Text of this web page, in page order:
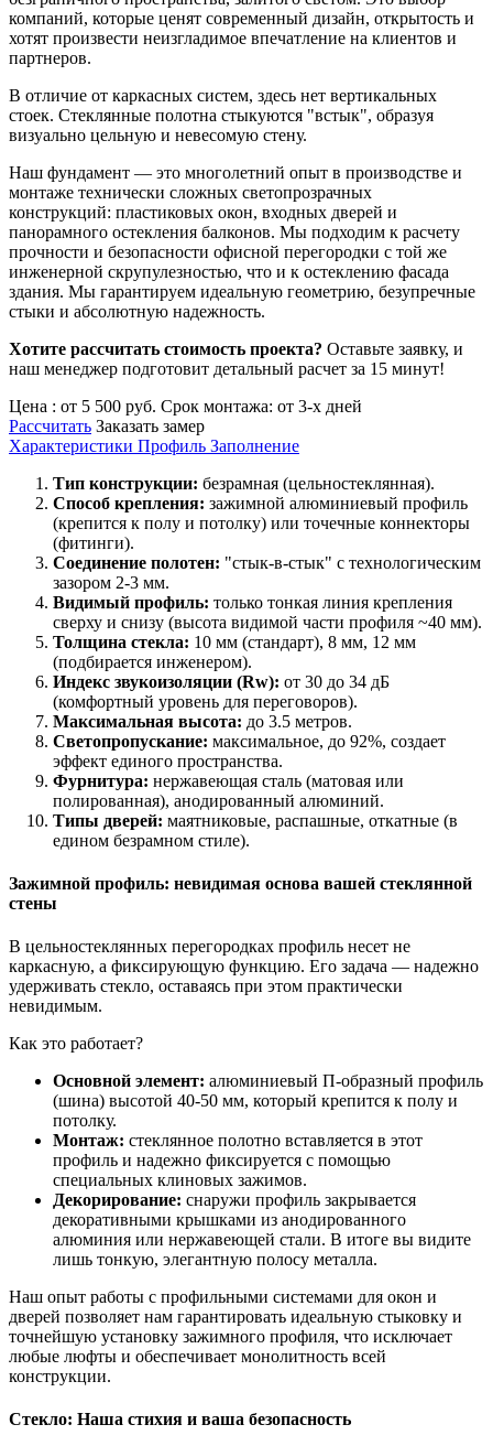
компаний, которые ценят современный дизайн, открытость и
хотят произвести неизгладимое впечатление на клиентов и
партнеров.
В отличие от каркасных систем, здесь нет вертикальных
стоек. Стеклянные полотна стыкуются "встык", образуя
визуально цельную и невесомую стену.
Наш фундамент — это многолетний опыт в производстве и
монтаже технически сложных светопрозрачных
конструкций: пластиковых окон, входных дверей и
панорамного остекления балконов. Мы подходим к расчету
прочности и безопасности офисной перегородки с той же
инженерной скрупулезностью, что и к остеклению фасада
здания. Мы гарантируем идеальную геометрию, безупречные
стыки и абсолютную надежность.
Хотите рассчитать стоимость проекта? Оставьте заявку, и
наш менеджер подготовит детальный расчет за 15 минут!
Цена : от 5 500 руб. Срок монтажа: от 3-х дней
Рассчитать Заказать замер
Характеристики Профиль Заполнение
Тип конструкции: безрамная (цельностеклянная).
Способ крепления: зажимной алюминиевый профиль
(крепится к полу и потолку) или точечные коннекторы
(фитинги).
Соединение полотен: "стык-в-стык" с технологическим
зазором 2-3 мм.
Видимый профиль: только тонкая линия крепления
сверху и снизу (высота видимой части профиля ~40 мм).
Толщина стекла: 10 мм (стандарт), 8 мм, 12 мм
(подбирается инженером).
Индекс звукоизоляции (Rw): от 30 до 34 дБ
(комфортный уровень для переговоров).
Максимальная высота: до 3.5 метров.
Светопропускание: максимальное, до 92%, создает
эффект единого пространства.
Фурнитура: нержавеющая сталь (матовая или
полированная), анодированный алюминий.
Типы дверей: маятниковые, распашные, откатные (в
едином безрамном стиле).
Зажимной профиль: невидимая основа вашей стеклянной
стены
В цельностеклянных перегородках профиль несет не
каркасную, а фиксирующую функцию. Его задача — надежно
удерживать стекло, оставаясь при этом практически
невидимым.
Как это работает?
Основной элемент: алюминиевый П-образный профиль
(шина) высотой 40-50 мм, который крепится к полу и
потолку.
Монтаж: стеклянное полотно вставляется в этот
профиль и надежно фиксируется с помощью
специальных клиновых зажимов.
Декорирование: снаружи профиль закрывается
декоративными крышками из анодированного
алюминия или нержавеющей стали. В итоге вы видите
лишь тонкую, элегантную полосу металла.
Наш опыт работы с профильными системами для окон и
дверей позволяет нам гарантировать идеальную стыковку и
точнейшую установку зажимного профиля, что исключает
любые люфты и обеспечивает монолитность всей
конструкции.
Стекло: Наша стихия и ваша безопасность